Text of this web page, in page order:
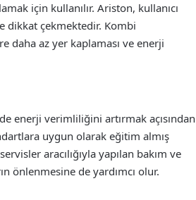
için kullanılır. Ariston, kullanıcı
dikkat çekmektedir. Kombi
daha az yer kaplaması ve enerji
enerji verimliliğini artırmak açısından
uygun olarak eğitim almış
aracılığıyla yapılan bakım ve
önlenmesine de yardımcı olur.